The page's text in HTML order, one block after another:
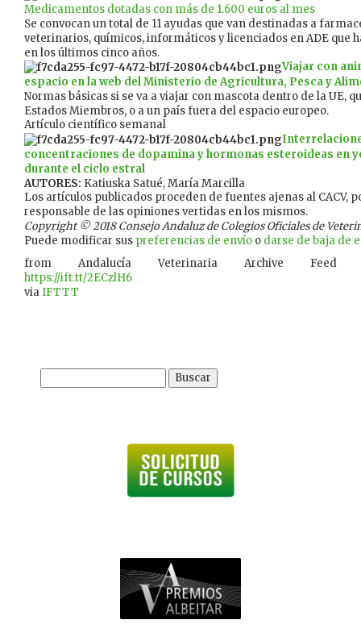
Medicamentos dotadas con más de 1.600 euros al mes
Se convocan un total de 11 ayudas que van destinadas a
veterinarios, químicos, informáticos y licenciados en ADE que
en los últimos cinco años.
Viajar con
espacio en la web del Ministerio de Agricultura, Pesca y
Normas básicas si se va a viajar con mascota dentro de la UE,
Estados Miembros, o a un país fuera del espacio europeo.
Artículo científico semanal
concentraciones de dopamina y hormonas esteroideas en
durante el ciclo estral
AUTORES: Katiuska Satué, María Marcilla
Los artículos publicados proceden de fuentes ajenas al CACV,
responsable de las opiniones vertidas en los mismos.
Copyright © 2018 Consejo Andaluz de Colegios Oficiales de
Puede modificar sus preferencias de envío o darse de baja de
from Andalucía Veterinaria Archive Feed
https://ift.tt/2ECzlH6
viaIFTTT
Buscar: